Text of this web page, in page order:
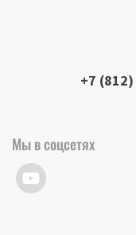
+7
Мы в соцсетях